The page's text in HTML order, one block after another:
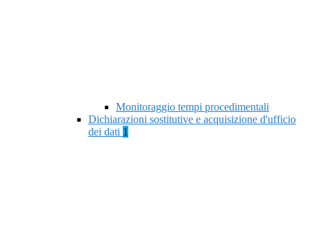
Monitoraggio tempi procedimentali
Dichiarazioni sostitutive e acquisizione d'ufficio
dei dati 1